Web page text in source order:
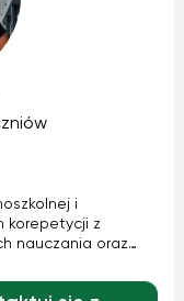
i
korepetycji z
nauczania oraz
etapie klas 1-8.
i pedagogiki w